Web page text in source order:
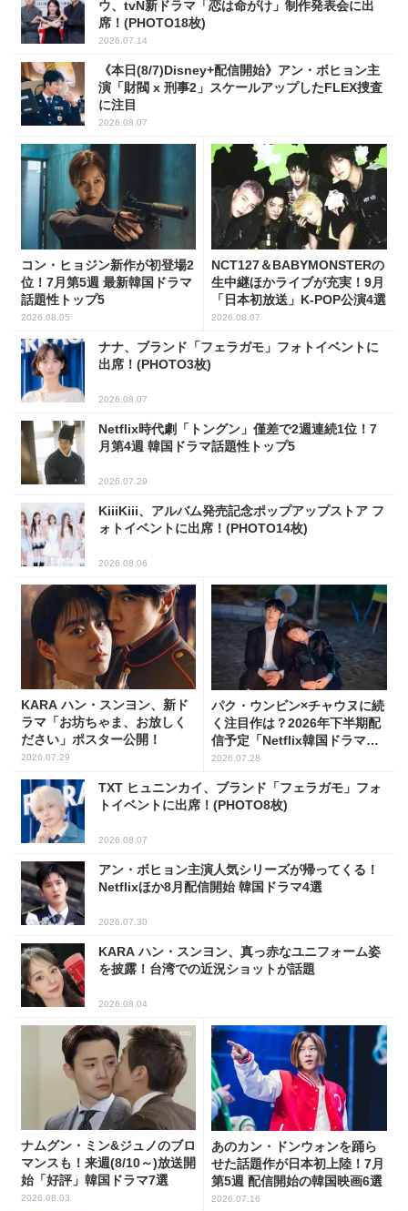
ウ、tvN新ドラマ「恋は命がけ」制作発表会に出
席！(PHOTO18枚)
2026.07.14
《本日(8/7)Disney+配信開始》アン・ボヒョン主
演「財閥 x 刑事2」スケールアップしたFLEX捜査
に注目
2026.08.07
コン・ヒョジン新作が初登場2
位！7月第5週 最新韓国ドラマ
話題性トップ5
2026.08.05
NCT127＆BABYMONSTERの
生中継ほかライブが充実！9月
「日本初放送」K-POP公演4選
2026.08.07
ナナ、ブランド「フェラガモ」フォトイベントに
出席！(PHOTO3枚)
2026.08.07
Netflix時代劇「トングン」僅差で2週連続1位！7
月第4週 韓国ドラマ話題性トップ5
2026.07.29
KiiiKiii、アルバム発売記念ポップアップストア フ
ォトイベントに出席！(PHOTO14枚)
2026.08.06
KARA ハン・スンヨン、新ド
ラマ「お坊ちゃま、お放しく
ださい」ポスター公開！
2026.07.29
パク・ウンビン×チャウヌに続
く注目作は？2026年下半期配
信予定「Netflix韓国ドラマ」8
選
2026.07.28
TXT ヒュニンカイ、ブランド「フェラガモ」フォ
トイベントに出席！(PHOTO8枚)
2026.08.07
アン・ボヒョン主演人気シリーズが帰ってくる！
Netflixほか8月配信開始 韓国ドラマ4選
2026.07.30
KARA ハン・スンヨン、真っ赤なユニフォーム姿
を披露！台湾での近況ショットが話題
2026.08.04
ナムグン・ミン&ジュノのブロ
マンスも！来週(8/10～)放送開
始「好評」韓国ドラマ7選
2026.08.03
あのカン・ドンウォンを踊ら
せた話題作が日本初上陸！7月
第5週 配信開始の韓国映画6選
2026.07.16